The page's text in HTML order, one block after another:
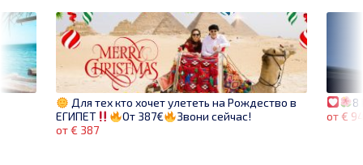
8
от €
Для тех кто хочет улететь на Рождество в
ЕГИПЕТ
От 387€
Звони сейчас!
от € 387